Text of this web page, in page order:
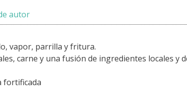
autor
vapor, parrilla y fritura.
carne y una fusión de ingredientes locales y
fortificada